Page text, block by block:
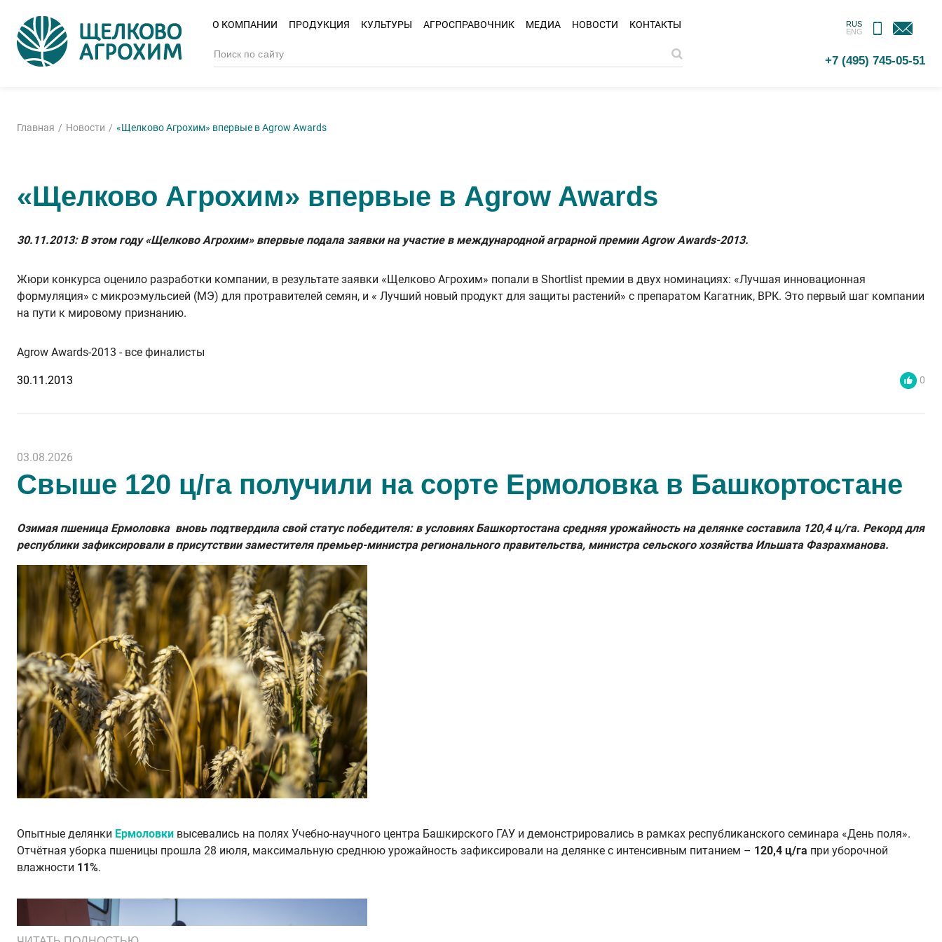
О КОМПАНИИ ПРОДУКЦИЯ КУЛЬТУРЫ АГРОСПРАВОЧНИК МЕДИА НОВОСТИ КОНТАКТЫ
RUS
ENG
МОБИЛЬНОЕ
ПРИЛОЖЕНИЕ
ОБРАТНАЯ
СВЯЗЬ
+7 (495) 745-05-51
Главная Новости «Щелково Агрохим» впервые в Agrow Awards
«Щелково Агрохим» впервые в Agrow Awards
30.11.2013: В этом году «Щелково Агрохим» впервые подала заявки на участие в международной аграрной премии Agrow Awards-2013.
Жюри конкурса оценило разработки компании, в результате заявки «Щелково Агрохим» попали в Shortlist премии в двух номинациях: «Лучшая инновационная
формуляция» с микроэмульсией (МЭ) для протравителей семян, и « Лучший новый продукт для защиты растений» с препаратом Кагатник, ВРК. Это первый шаг компании
на пути к мировому признанию.
Agrow Awards-2013 - все финалисты
30.11.2013 0
03.08.2026
Свыше 120 ц/га получили на сорте Ермоловка в Башкортостане
Озимая пшеница Ермоловка вновь подтвердила свой статус победителя: в условиях Башкортостана средняя урожайность на делянке составила 120,4 ц/га. Рекорд для
республики зафиксировали в присутствии заместителя премьер-министра регионального правительства, министра сельского хозяйства Ильшата Фазрахманова.
Опытные делянки Ермоловки высевались на полях Учебно-научного центра Башкирского ГАУ и демонстрировались в рамках республиканского семинара «День поля».
Отчётная уборка пшеницы прошла 28 июля, максимальную среднюю урожайность зафиксировали на делянке с интенсивным питанием – 120,4 ц/га при уборочной
влажности 11%.